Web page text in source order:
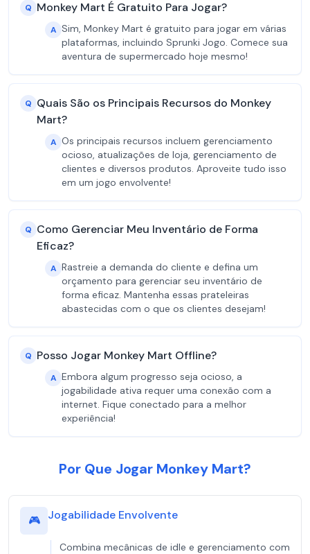
Q Monkey Mart É Gratuito Para Jogar?
A Sim, Monkey Mart é gratuito para jogar em várias
plataformas, incluindo Sprunki Jogo. Comece sua
aventura de supermercado hoje mesmo!
Q Quais São os Principais Recursos do Monkey
Mart?
A Os principais recursos incluem gerenciamento
ocioso, atualizações de loja, gerenciamento de
clientes e diversos produtos. Aproveite tudo isso
em um jogo envolvente!
Q Como Gerenciar Meu Inventário de Forma
Eficaz?
A Rastreie a demanda do cliente e defina um
orçamento para gerenciar seu inventário de
forma eficaz. Mantenha essas prateleiras
abastecidas com o que os clientes desejam!
Q Posso Jogar Monkey Mart Offline?
A Embora algum progresso seja ocioso, a
jogabilidade ativa requer uma conexão com a
internet. Fique conectado para a melhor
experiência!
Por Que Jogar Monkey Mart?
🎮 Jogabilidade Envolvente
Combina mecânicas de idle e gerenciamento com